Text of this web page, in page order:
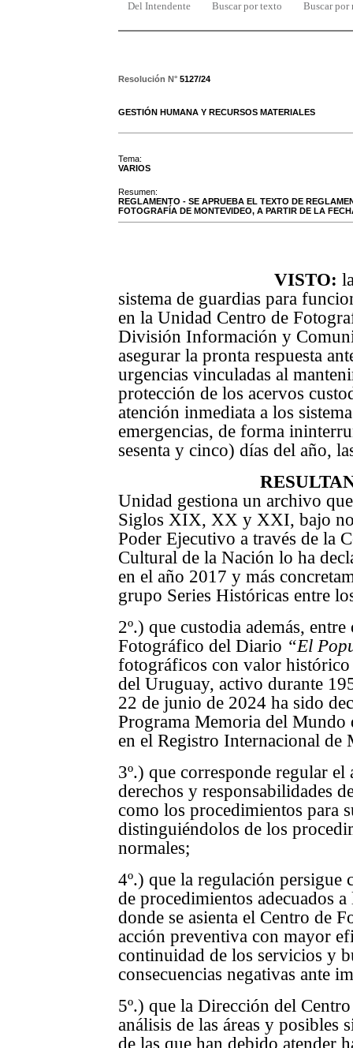
Del Intendente Buscar por texto Buscar por
Resolución N° 5127/24
GESTIÓN HUMANA Y RECURSOS MATERIALES
Tema:
VARIOS
Resumen:
REGLAMENTO - SE APRUEBA EL TEXTO DE
FOTOGRAFÍA DE MONTEVIDEO, A PARTIR DE LA
VISTO:
sistema de guardias para
en la Unidad Centro de
División Información y
asegurar la pronta respuesta
urgencias vinculadas al
protección de los acervos
atención inmediata a los
emergencias, de forma
sesenta y cinco) días del año,
Unidad gestiona un archivo
Siglos XIX, XX y XXI, bajo
Poder Ejecutivo a través de la
Cultural de la Nación lo ha
en el año 2017 y más
grupo Series Históricas entre
2º.) que custodia además,
Fotográfico del Diario “El
fotográficos con valor
del Uruguay, activo durante
22 de junio de 2024 ha sido
Programa Memoria del
en el Registro Internacional de
3º.) que corresponde regular
derechos y responsabilidades
como los procedimientos para
distinguiéndolos de los
normales;
4º.) que la regulación
de procedimientos adecuados
donde se asienta el Centro de
acción preventiva con mayor
continuidad de los servicios y
consecuencias negativas ante
5º.) que la Dirección del
análisis de las áreas y posibles
de las que han debido atender